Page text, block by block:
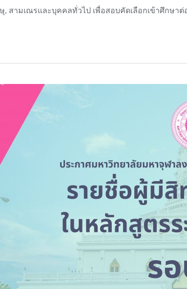
, สามเณรและบุคคลทั่วไป เพื่อสอบคัดเลือกเข้าศึกษา